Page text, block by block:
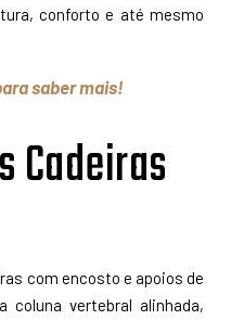
conforto e até mesmo
saber mais!
Cadeiras
com encosto e apoios de
coluna vertebral alinhada,